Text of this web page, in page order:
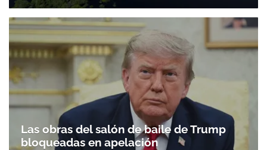
Las obras del salón de baile de Trump
bloqueadas en apelación